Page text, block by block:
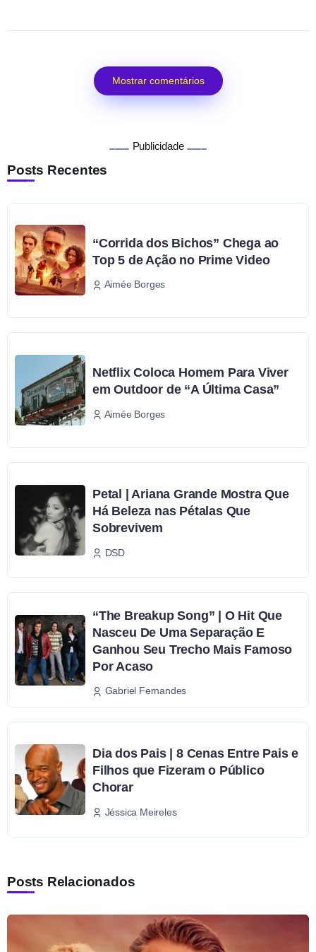
Mostrar comentários
Publicidade
Posts Recentes
“Corrida dos Bichos” Chega ao
Top 5 de Ação no Prime Video
Aimée Borges
Netflix Coloca Homem Para Viver
em Outdoor de “A Última Casa”
Aimée Borges
Petal | Ariana Grande Mostra Que
Há Beleza nas Pétalas Que
Sobrevivem
DSD
“The Breakup Song” | O Hit Que
Nasceu De Uma Separação E
Ganhou Seu Trecho Mais Famoso
Por Acaso
Gabriel Fernandes
Dia dos Pais | 8 Cenas Entre Pais e
Filhos que Fizeram o Público
Chorar
Jéssica Meireles
Posts Relacionados